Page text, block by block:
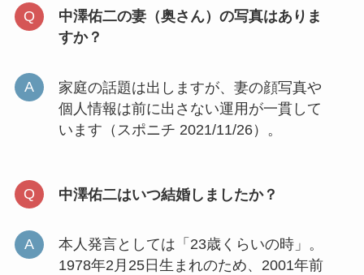
中澤佑二の妻（奥さん）の写真はありま
すか？
家庭の話題は出しますが、妻の顔写真や
個人情報は前に出さない運用が一貫して
います（スポニチ 2021/11/26）。
中澤佑二はいつ結婚しましたか？
本人発言としては「23歳くらいの時」。
1978年2月25日生まれのため、2001年前